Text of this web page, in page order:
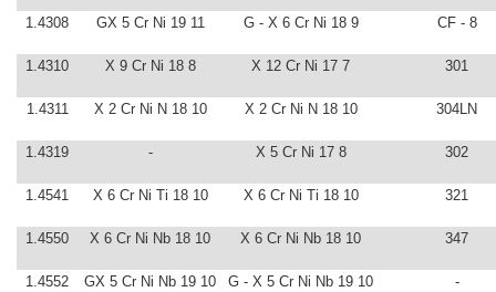
1.4308 GX 5 Cr Ni 19 11 G - X 6 Cr Ni 18 9 CF - 8
1.4310 X 9 Cr Ni 18 8 X 12 Cr Ni 17 7 301
1.4311 X 2 Cr Ni N 18 10 X 2 Cr Ni N 18 10 304LN
1.4319 - X 5 Cr Ni 17 8 302
1.4541 X 6 Cr Ni Ti 18 10 X 6 Cr Ni Ti 18 10 321
1.4550 X 6 Cr Ni Nb 18 10 X 6 Cr Ni Nb 18 10 347
1.4552 GX 5 Cr Ni Nb 19 10 G - X 5 Cr Ni Nb 19 10 -